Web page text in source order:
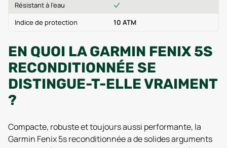
Résistant à l'eau
Indice de protection
10 ATM
EN QUOI LA GARMIN FENIX 5S
RECONDITIONNÉE SE
DISTINGUE-T-ELLE VRAIMENT
?
Compacte, robuste et toujours aussi performante, la
Garmin Fenix 5s reconditionnée a de solides arguments